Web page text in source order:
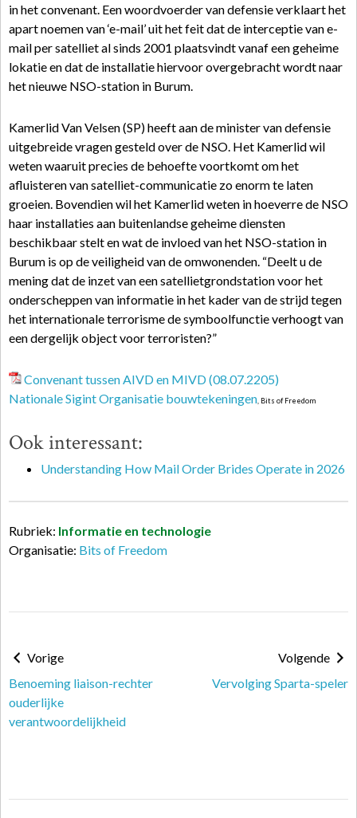
in het convenant. Een woordvoerder van defensie verklaart het
apart noemen van ‘e-mail’ uit het feit dat de interceptie van e-
mail per satelliet al sinds 2001 plaatsvindt vanaf een geheime
lokatie en dat de installatie hiervoor overgebracht wordt naar
het nieuwe NSO-station in Burum.
Kamerlid Van Velsen (SP) heeft aan de minister van defensie
uitgebreide vragen gesteld over de NSO. Het Kamerlid wil
weten waaruit precies de behoefte voortkomt om het
afluisteren van satelliet-communicatie zo enorm te laten
groeien. Bovendien wil het Kamerlid weten in hoeverre de NSO
haar installaties aan buitenlandse geheime diensten
beschikbaar stelt en wat de invloed van het NSO-station in
Burum is op de veiligheid van de omwonenden. “Deelt u de
mening dat de inzet van een satellietgrondstation voor het
onderscheppen van informatie in het kader van de strijd tegen
het internationale terrorisme de symboolfunctie verhoogt van
een dergelijk object voor terroristen?”
Convenant tussen AIVD en MIVD (08.07.2205)
Nationale Sigint Organisatie bouwtekeningen , Bits of Freedom
Ook interessant:
Understanding How Mail Order Brides Operate in 2026
Rubriek: Informatie en technologie
Organisatie: Bits of Freedom
Vorige
Benoeming liaison-rechter
ouderlijke
verantwoordelijkheid
Volgende
Vervolging Sparta-speler